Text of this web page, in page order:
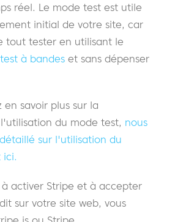
réel. Le mode test est utile
initial de votre site, car
tout tester en utilisant le
à bandes et sans dépenser
en savoir plus sur la
du mode test, nous
sur l'utilisation du
ici.
à activer Stripe et à accepter
sur votre site web, vous